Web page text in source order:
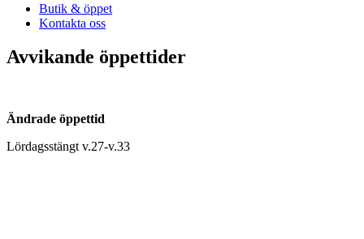
Butik & öppet
Kontakta oss
Avvikande öppettider
Ändrade öppettid
Lördagsstängt v.27-v.33